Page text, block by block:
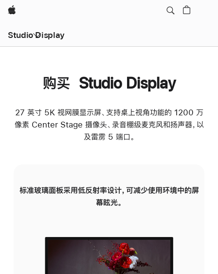
Apple
Studio Display
购买 Studio Display
27 英寸 5K 视网膜显示屏、支持桌上视角功能的 1200 万
像素 Center Stage 摄像头、录音棚级麦克风和扬声器，以
及雷雳 5 端口。
标准玻璃面板采用低反射率设计，可减少使用环境中的屏
幕眩光。